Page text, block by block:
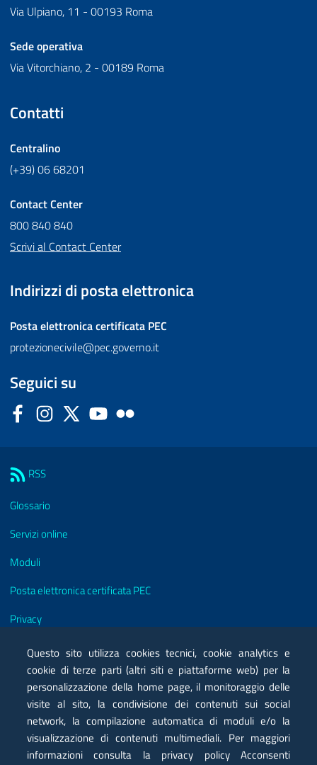
Via Ulpiano, 11 - 00193 Roma
Sede operativa
Via Vitorchiano, 2 - 00189 Roma
Contatti
Centralino
(+39) 06 68201
Contact Center
800 840 840
Scrivi al Contact Center
Indirizzi di posta elettronica
Posta elettronica certificata PEC
protezionecivile@pec.governo.it
Seguici su
FacebookInstagram
Twitter YouTube
RSS
Glossario
Servizi online
Moduli
Posta elettronica certificata PEC
Privacy
Note legali
Contatti
Mappa
Dichiarazione di accessibilità
Questo sito utilizza cookies tecnici, cookie analytics e
cookie di terze parti (altri siti e piattaforme web) per la
personalizzazione della home page, il monitoraggio delle
visite al sito, la condivisione dei contenuti sui social
network, la compilazione automatica di moduli e/o la
visualizzazione di contenuti multimediali. Per maggiori
informazioni consulta la privacy policy Acconsenti